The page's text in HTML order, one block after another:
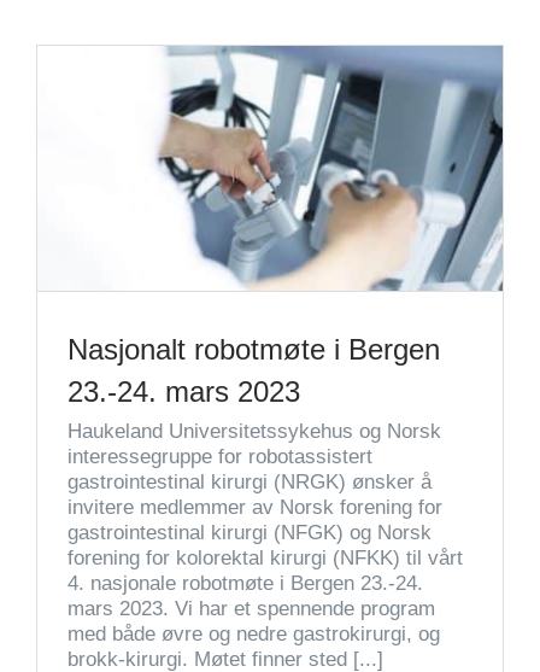
Nasjonalt robotmøte i Bergen
23.-24. mars 2023
Haukeland Universitetssykehus og Norsk
interessegruppe for robotassistert
gastrointestinal kirurgi (NRGK) ønsker å
invitere medlemmer av Norsk forening for
gastrointestinal kirurgi (NFGK) og Norsk
forening for kolorektal kirurgi (NFKK) til vårt
4. nasjonale robotmøte i Bergen 23.-24.
mars 2023. Vi har et spennende program
med både øvre og nedre gastrokirurgi, og
brokk-kirurgi. Møtet finner sted [...]